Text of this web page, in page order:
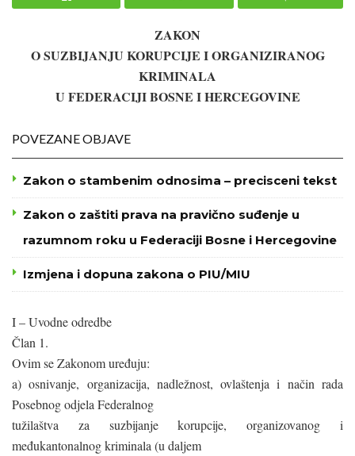
ZAKON
O SUZBIJANJU KORUPCIJE I ORGANIZIRANOG
KRIMINALA
U FEDERACIJI BOSNE I HERCEGOVINE
POVEZANE OBJAVE
Zakon o stambenim odnosima – precisceni tekst
Zakon o zaštiti prava na pravično suđenje u
razumnom roku u Federaciji Bosne i Hercegovine
Izmjena i dopuna zakona o PIU/MIU
I – Uvodne odredbe
Član 1.
Ovim se Zakonom uređuju:
a) osnivanje, organizacija, nadležnost, ovlaštenja i način rada
Posebnog odjela Federalnog
tužilaštva za suzbijanje korupcije, organizovanog i
međukantonalnog kriminala (u daljem